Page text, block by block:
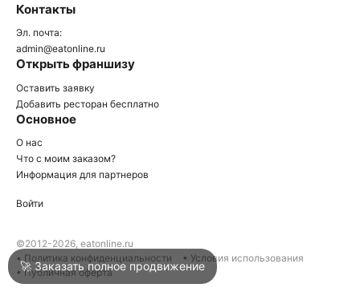
Войти
Написать в техподдержку
Контакты
Эл. почта:
admin@eatonline.ru
Открыть франшизу
Оставить заявку
Добавить ресторан бесплатно
Основное
О нас
Что с моим заказом?
Информация для партнеров
Войти
©2012-2026, eatonline.ru
• Политика конфиденциальности
• Условия использования
• Публичная оферта
🚀 Заказать полное продвижение